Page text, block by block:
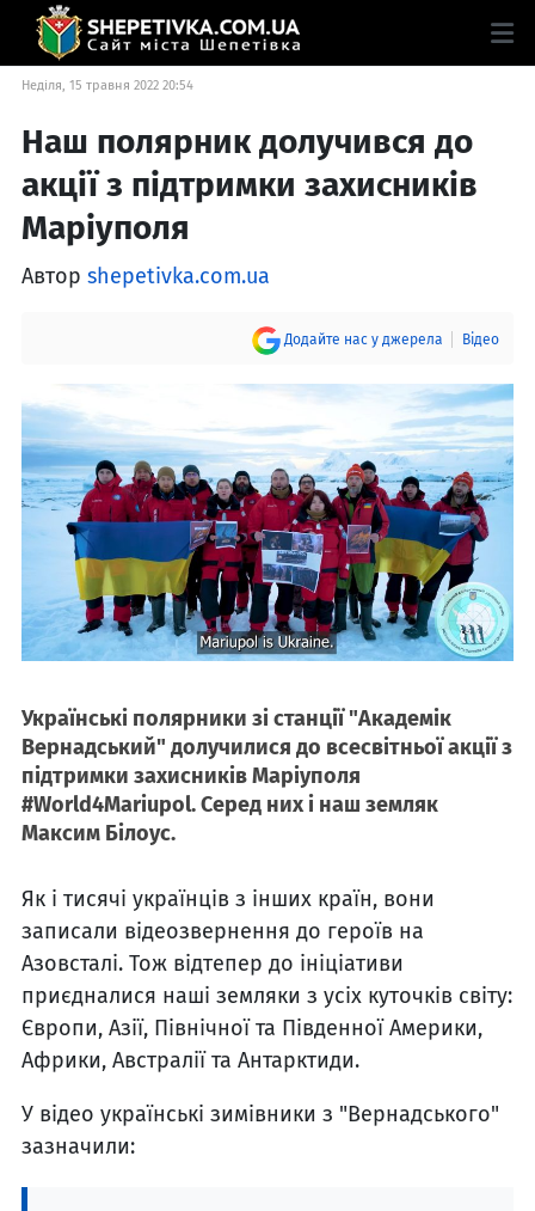
Неділя, 15 травня 2022 20:54
Наш полярник долучився до
акції з підтримки захисників
Маріуполя
Автор shepetivka.com.ua
Додайте нас у джерела Відео
Українські полярники зі станції "Академік
Вернадський" долучилися до всесвітньої акції з
підтримки захисників Маріуполя
#World4Mariupol. Серед них і наш земляк
Максим Білоус.
Як і тисячі українців з інших країн, вони
записали відеозвернення до героїв на
Азовсталі. Тож відтепер до ініціативи
приєдналися наші земляки з усіх куточків світу:
Європи, Азії, Північної та Південної Америки,
Африки, Австралії та Антарктиди.
У відео українські зимівники з "Вернадського"
зазначили: